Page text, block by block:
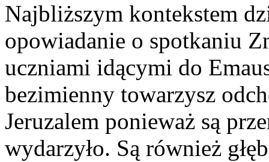
Najbliższym kontekstem
opowiadanie o spotkaniu
uczniami idącymi do
bezimienny towarzysz
Jeruzalem ponieważ są
wydarzyło. Są również